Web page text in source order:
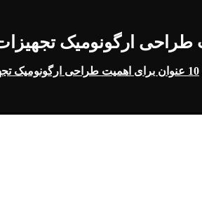
10 عنوان برای اهمیت طراحی ارگونومیک تجهیزات نظافت شهری!